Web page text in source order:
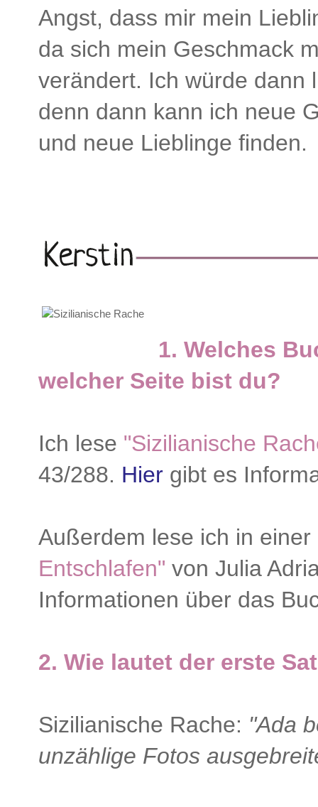
Angst, dass mir mein
da sich mein Geschmack
verändert. Ich würde dann
denn dann kann ich neue
und neue Lieblinge finden.
1. Welches
welcher Seite bist du?
Ich lese "Sizilianische
43/288. Hier gibt es
Außerdem lese ich in
Entschlafen" von Julia
Informationen über das
2. Wie lautet der erste
Sizilianische Rache: "Ada
unzählige Fotos